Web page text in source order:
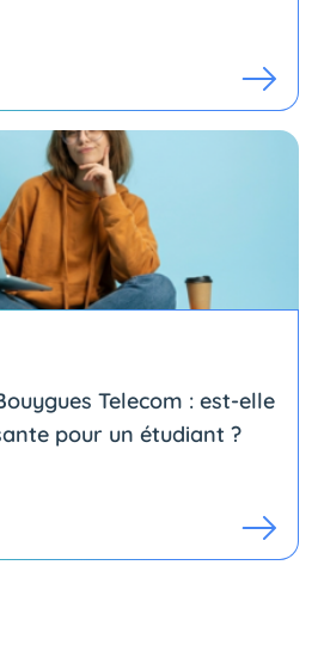
Telecom : est-elle
pour un étudiant ?